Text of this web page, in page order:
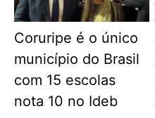
Coruripe é o único
município do Brasil
com 15 escolas
nota 10 no Ideb